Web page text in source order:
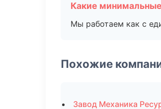
Какие
Мы работаем как с
Похожие
Завод Механика